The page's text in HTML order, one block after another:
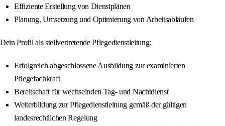
Effiziente Erstellung von Dienstplänen
Planung, Umsetzung und Optimierung von Arbeitsabläufen
Dein Profil als stellvertretende Pflegedienstleitung:
Erfolgreich abgeschlossene Ausbildung zur examinierten
Pflegefachkraft
Bereitschaft für wechselnden Tag- und Nachtdienst
Weiterbildung zur Pflegedienstleitung gemäß der gültigen
landesrechtlichen Regelung